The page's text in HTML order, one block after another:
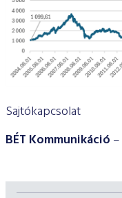
Sajtókapcsolat
BÉT Kommunikáció –